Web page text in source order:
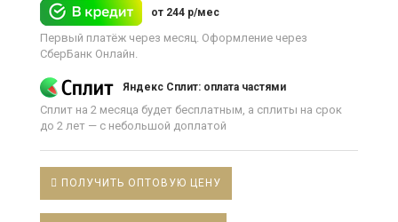
от 244 р/мес
Первый платёж через месяц. Оформление через
СберБанк Онлайн.
Яндекс Сплит: оплата частями
Сплит на 2 месяца будет бесплатным, а сплиты на срок
до 2 лет — с небольшой доплатой
ПОЛУЧИТЬ ОПТОВУЮ ЦЕНУ